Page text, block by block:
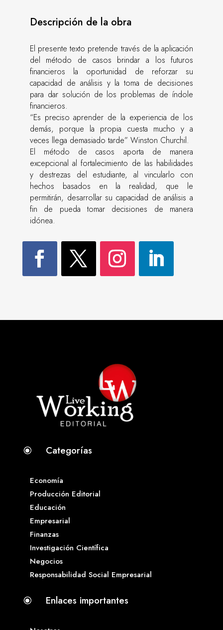
Descripción de la obra
El presente texto pretende través de la aplicación
del método de casos brindar a los futuros
financieros la oportunidad de reforzar su
capacidad de análisis y la toma de decisiones
para dar solución de los problemas de índole
financieros.
“Es preciso aprender de la experiencia de los
demás, porque la propia cuesta mucho y a
veces llega demasiado tarde” Winston Churchil.
El método de casos aporta de manera
excepcional al fortalecimiento de las habilidades
y destrezas del estudiante, al vincularlo con
hechos basados en la realidad, que le
permitirán, desarrollar su capacidad de análisis a
fin de pueda tomar decisiones de manera
idónea.
\ Categorías
Economía
Producción Editorial
Educación
Empresarial
Finanzas
Investigación Científica
Negocios
Responsabilidad Social Empresarial
\ Enlaces importantes